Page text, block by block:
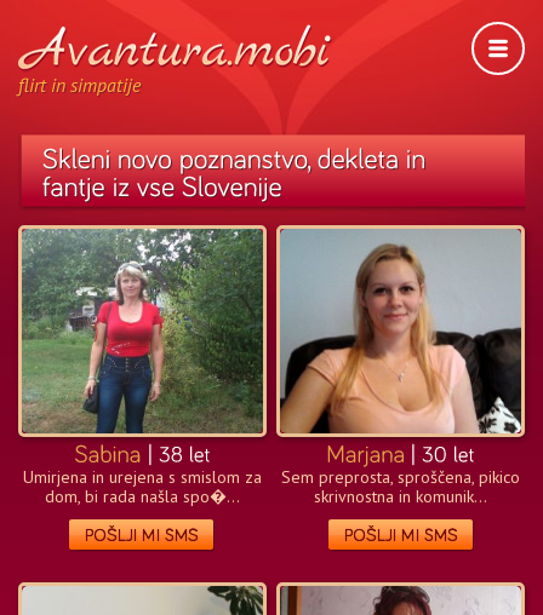
flirt in simpatije
Umirjena in urejena s smislom za
dom, bi rada našla spo�...
Sem preprosta, sproščena, pikico
skrivnostna in komunik...